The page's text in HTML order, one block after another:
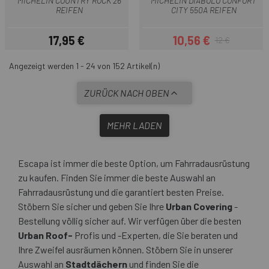
REIFEN
Preis
17,95 €
CITY 550A REIFEN
Preis
10,56 €Regulärer Preis
12 €
Angezeigt werden 1 - 24 von 152 Artikel(n)
ZURÜCK NACH OBEN
MEHR LADEN
Escapa ist immer die beste Option, um Fahrradausrüstung
zu kaufen. Finden Sie immer die beste Auswahl an
Fahrradausrüstung und die garantiert besten Preise.
Stöbern Sie sicher und geben Sie Ihre Urban Covering-
Bestellung völlig sicher auf. Wir verfügen über die besten
Urban Roof- Profis und -Experten, die Sie beraten und
Ihre Zweifel ausräumen können. Stöbern Sie in unserer
Auswahl an Stadtdächern und finden Sie die